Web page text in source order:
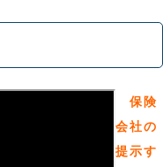
保険
会社の
提示す